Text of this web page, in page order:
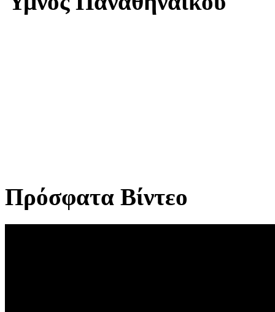
Πρόσφατα Βίντεο